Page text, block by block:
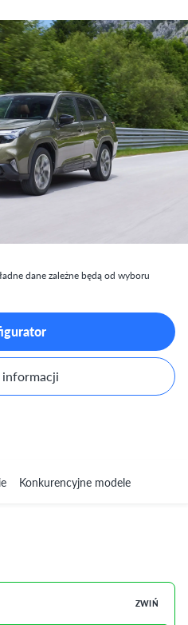
Klasa Średnia
dane zależne będą od wyboru
Konkurencyjne modele
ZWIŃ